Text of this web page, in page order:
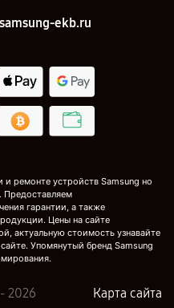
ekb.ru
ремонте устройств Samsung но
Предоставляем
гарантии, а также
Цены на сайте
актуальную стоимость узнавайте
Упомянутый бренд Samsung
2026 Карта сайта